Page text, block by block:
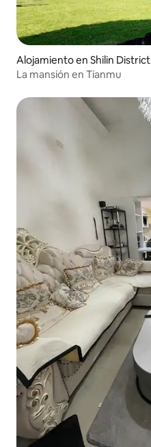
Alojamiento en Shilin District
La mansión en Tianmu